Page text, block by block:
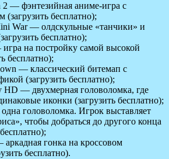
2 — фэнтезийная аниме-игра с
бесплатно);
War — олдскульные «танчики» и
бесплатно);
на постройку самой высокой
бесплатно);
— классический битемап с
(загрузить бесплатно);
HD — двухмерная головоломка, где
иконки (загрузить бесплатно);
головоломка. Игрок выставляет
чтобы добраться до другого конца
гонка на кроссовом
бесплатно).